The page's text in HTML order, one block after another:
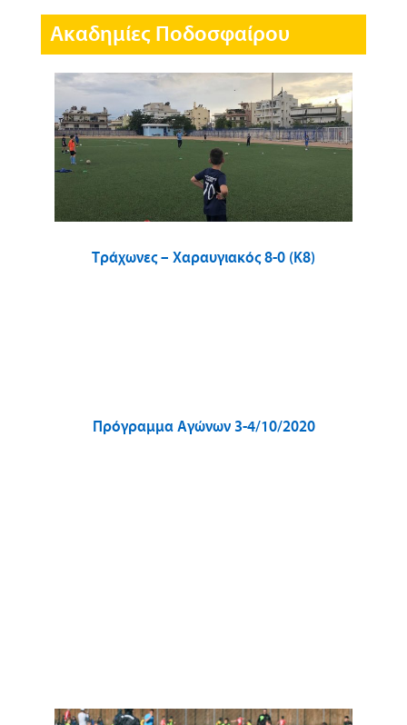
Ακαδημίες Ποδοσφαίρου
Τράχωνες – Χαραυγιακός 8-0 (Κ8)
Πρόγραμμα Αγώνων 3-4/10/2020